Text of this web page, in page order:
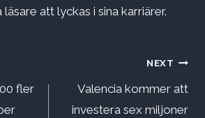
läsare att lyckas i sina karriärer.
fler
NEXT
Valencia kommer att
investera sex miljoner